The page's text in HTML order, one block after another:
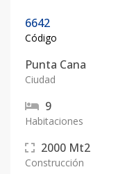
6642
Código
Punta Cana
Ciudad
9
Habitaciones
2000 Mt2
Construcción